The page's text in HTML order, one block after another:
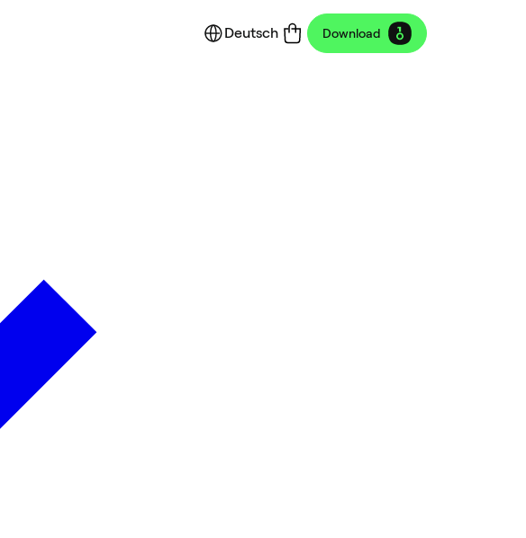
Deutsch Download